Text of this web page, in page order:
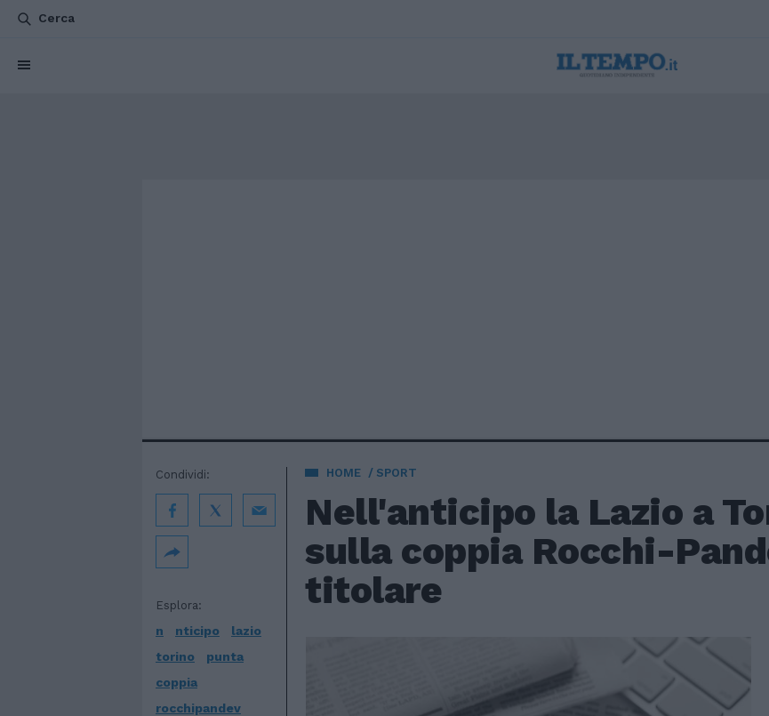
Cerca
HOME SPORT
Nell'anticipo la Lazio a
sulla coppia Rocchi-
titolare
Esplora:
n nticipo
lazio
torino
punta
coppia
rocchipandev
Condividi: